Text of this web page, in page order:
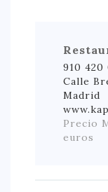
910 420
Calle
Madrid
Precio
euros